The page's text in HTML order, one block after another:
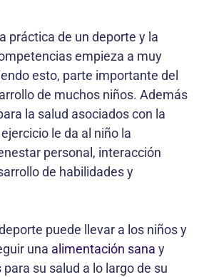
práctica de un deporte y la
empieza a muy
esto, parte importante del
de muchos niños. Además
la salud asociados con la
le da al niño la
personal, interacción
de habilidades y
puede llevar a los niños y
una alimentación sana y
su salud a lo largo de su